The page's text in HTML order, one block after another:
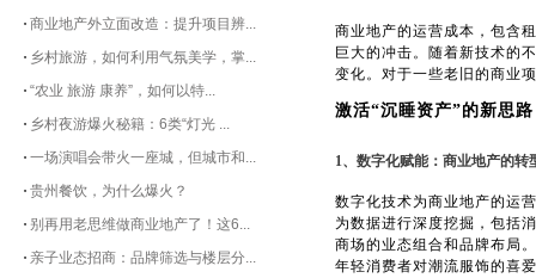
商业地产外立面改造：提升项目辨...
乡村旅游，如何利用气氛美学，掌...
“农业 旅游 康养”，如何以特...
乡村夜游爆火秘籍：6类“灯光 ...
一场演唱会带火一座城，但城市和...
贵州餐饮，为什么爆火？
别再用老思维做商业地产了！这6...
亲子业态招商：品牌筛选与楼层分...
商业地产的运营成本，包含
巨大的冲击。随着新技术的
变化。对于一些老旧的商业
激活“沉睡资产”的新思路
1、数字化赋能：商业地产的转
数字化技术为商业地产的运
为数据进行深度挖掘，包括
商场的业态组合和品牌布局
年轻消费者对潮流服饰的喜